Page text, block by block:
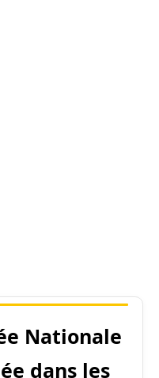
Nationale
dans les